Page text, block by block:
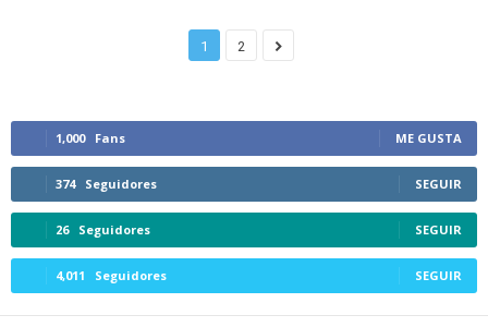
1 2
1,000 Fans ME GUSTA
374 Seguidores SEGUIR
26 Seguidores SEGUIR
4,011 Seguidores SEGUIR